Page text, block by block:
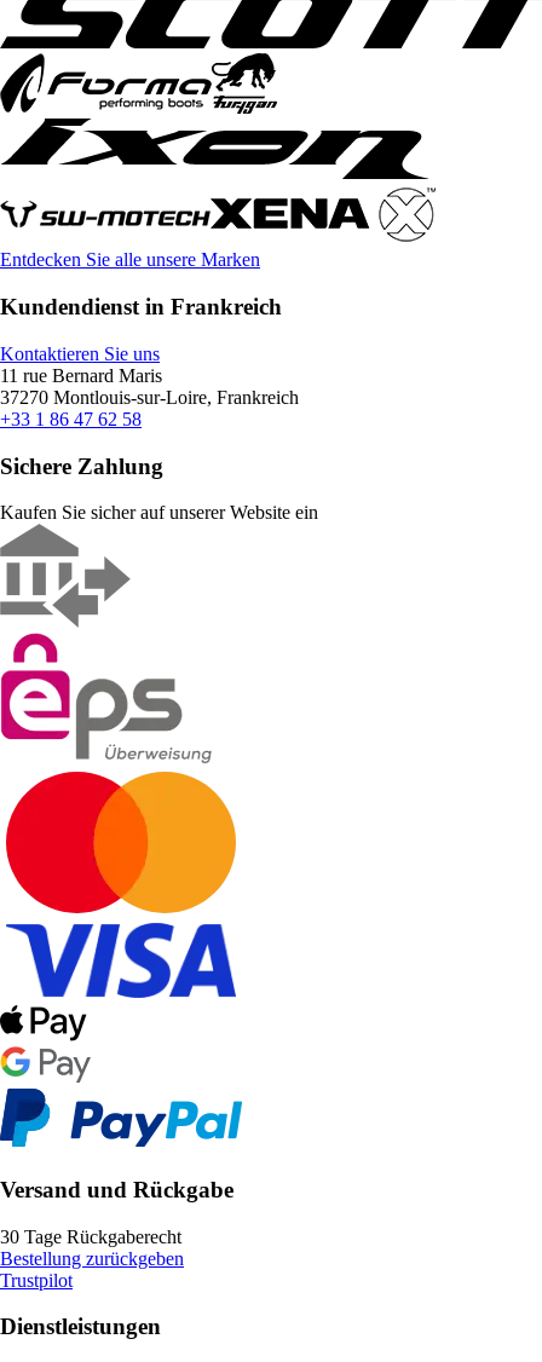
Entdecken Sie alle unsere Marken
Kundendienst in Frankreich
Kontaktieren Sie uns
11 rue Bernard Maris
37270 Montlouis-sur-Loire, Frankreich
+33 1 86 47 62 58
Sichere Zahlung
Kaufen Sie sicher auf unserer Website ein
Versand und Rückgabe
30 Tage Rückgaberecht
Bestellung zurückgeben
Trustpilot
Dienstleistungen